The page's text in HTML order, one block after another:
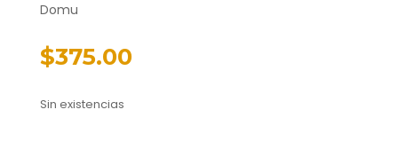
Domu
$375.00
Sin existencias